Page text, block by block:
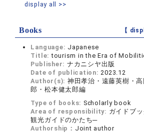
display all >>
Books 【
Language: Japanese
Title:tourism in the Era of
Publisher: ナカニシヤ出版
Date of publication:2023.12
Author(s): 神田孝治・遠藤英樹・
郎・松本健太郎編
Type of books: Scholarly book
Area of responsibility: ガイドブ
観光ガイドのかたち─
Authorship： Joint author